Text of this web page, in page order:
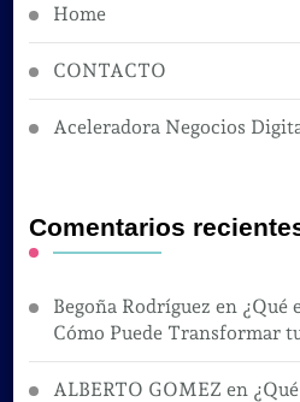
Home
CONTACTO
Aceleradora Negocios
Comentarios
Begoña Rodríguez en ¿Qué
Cómo Puede Transformar
ALBERTO GOMEZ en